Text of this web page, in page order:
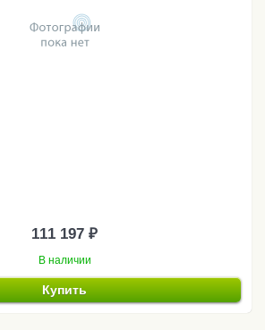
111 197 ₽
В наличии
Купить